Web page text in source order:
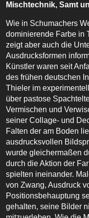
Mischtechnik, Samt
Wie in Schumachers
dominierende Farbe in
zeigt aber auch die
Ausdrucksformen
Künstler waren seit
des frühen deutschen
Thieler im
über pastose
Vermischen und
seiner Collage- und
Falten der am Boden
ausdrucksvollen
wurde gleichermaßen
durch die Aktion der
spielten ineinander.
von Zwang, Ausdruck
Positionsbehauptung
gehalten, seine Bilder